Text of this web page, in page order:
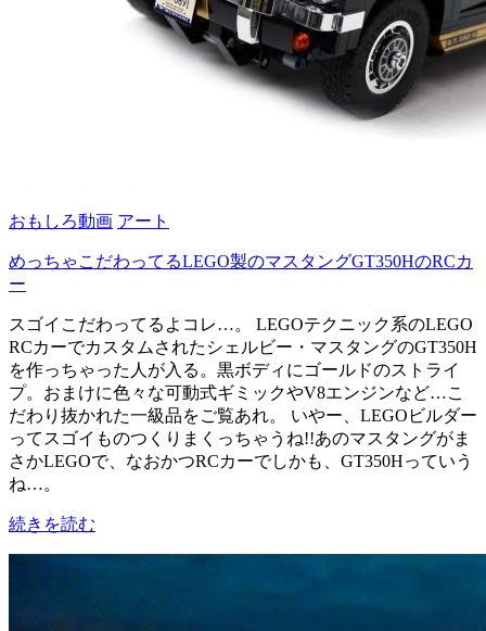
おもしろ動画 アート
めっちゃこだわってるLEGO製のマスタングGT350HのRCカ
ー
スゴイこだわってるよコレ…。 LEGOテクニック系のLEGO
RCカーでカスタムされたシェルビー・マスタングのGT350H
を作っちゃった人が入る。黒ボディにゴールドのストライ
プ。おまけに色々な可動式ギミックやV8エンジンなど…こ
だわり抜かれた一級品をご覧あれ。 いやー、LEGOビルダー
ってスゴイものつくりまくっちゃうね!!あのマスタングがま
さかLEGOで、なおかつRCカーでしかも、GT350Hっていう
ね…。
続きを読む